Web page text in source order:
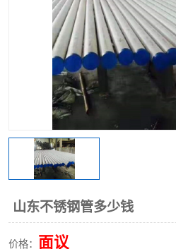
山东不锈钢管多少钱
价格： 面议
不锈钢扁钢